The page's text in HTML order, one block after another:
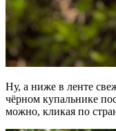
Ну, а ниже в ленте
чёрном купальнике
можно, кликая по